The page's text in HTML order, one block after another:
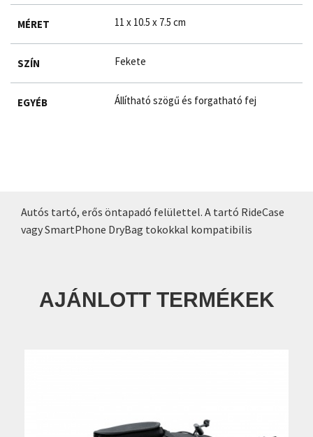
MÉRET 11 x 10.5 x 7.5 cm
SZÍN Fekete
EGYÉB Állítható szögű és forgatható fej
Autós tartó, erős öntapadó felülettel. A tartó RideCase
vagy SmartPhone DryBag tokokkal kompatibilis
AJÁNLOTT TERMÉKEK